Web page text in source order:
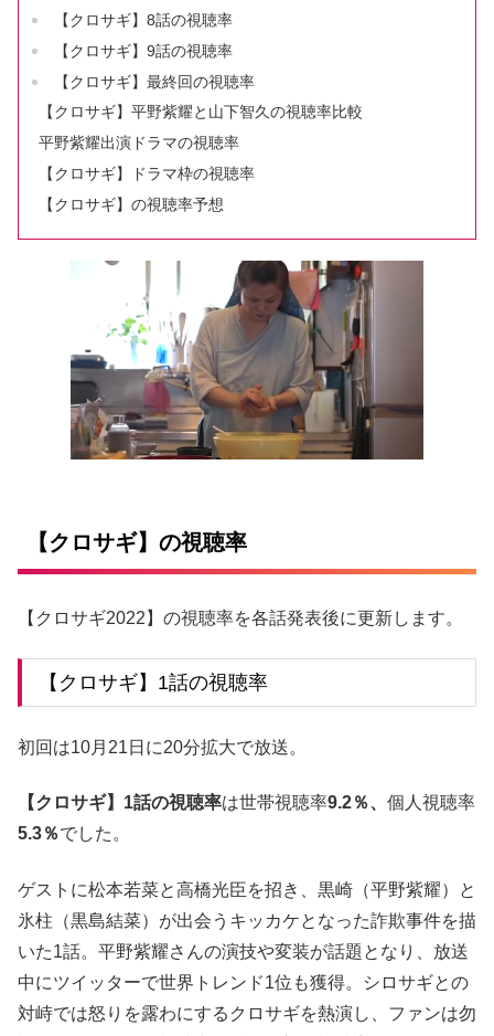
【クロサギ】8話の視聴率
【クロサギ】9話の視聴率
【クロサギ】最終回の視聴率
【クロサギ】平野紫耀と山下智久の視聴率比較
平野紫耀出演ドラマの視聴率
【クロサギ】ドラマ枠の視聴率
【クロサギ】の視聴率予想
【クロサギ】の視聴率
【クロサギ2022】の視聴率を各話発表後に更新します。
【クロサギ】1話の視聴率
初回は10月21日に20分拡大で放送。
【クロサギ】1話の視聴率は世帯視聴率9.2％、 個人視聴率
5.3％でした。
ゲストに松本若菜と高橋光臣を招き、黒崎（平野紫耀）と
氷柱（黒島結菜）が出会うキッカケとなった詐欺事件を描
いた1話。平野紫耀さんの演技や変装が話題となり、放送
中にツイッターで世界トレンド1位も獲得。シロサギとの
対峙では怒りを露わにするクロサギを熱演し、ファンは勿